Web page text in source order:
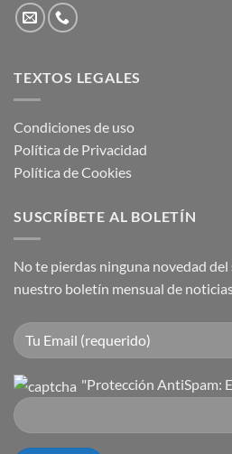
TEXTOS LEGALES
Condiciones de uso
Política de Privacidad
Política de Cookies
SUSCRÍBETE AL BOLETÍN
No te pierdas ninguna novedad
nuestro boletín mensual de
"Protección AntiSpam: